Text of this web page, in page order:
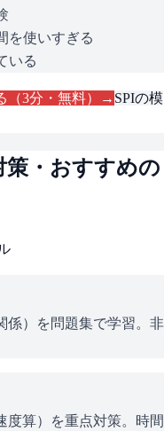
を使いすぎる
いる
（3分・無料）→ SPIの模
策・おすすめの
係）を問題集で学習。非
度算）を重点対策。時間